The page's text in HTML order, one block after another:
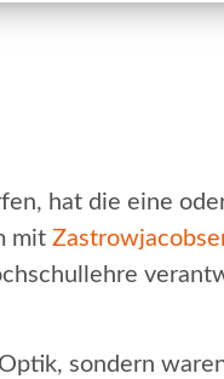
hat die eine
mit
sondern